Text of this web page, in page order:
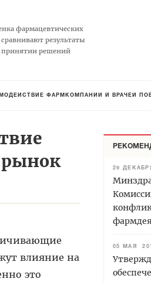
фармацевтических
результаты
принятии решений
ФАРМКОМПАНИЙ И ВРАЧЕЙ
влияние на
это
29
05 МАЯ